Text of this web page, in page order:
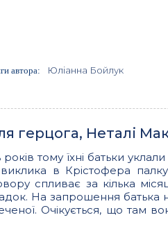
автора: Юліанна Бойлук
герцога, Неталі
тому їхні батьки
в Крістофера
спливає за кілька
На запрошення батька
Очікується, що там